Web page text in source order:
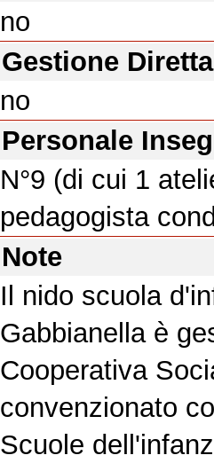
no
Gestione Diretta
no
Personale
N°9 (di cui 1
pedagogista
Note
Il nido scuola
Gabbianella è
Cooperativa
convenzionato
Scuole